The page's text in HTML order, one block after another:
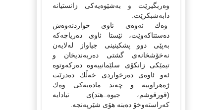
وەربگیرێت و بەشێوەیەكی زانستیانە
دابەشبكرێت.
وەك ئەوەی ئاوی خواردنەوەش
دەستناكەوێت، ئێستا ئاوی دەریاچەكە
بەپێی دوو پشكینینی جیاواز لەلایەن
نەخۆشخانەی گشتی دەربەندیخان و
تیمێكی زانكۆی سلێمانییەوە دەركەوتوە
ئەو ئاوەی دەرخواردی خەڵك دەدرێت
ژەهراوییە و چەند مادەیەكی وەك
(قورقوشم، جیوە..هتد)ی تیادایە
كەراستەوخۆ دەبنە هۆی شێرپەنجە.